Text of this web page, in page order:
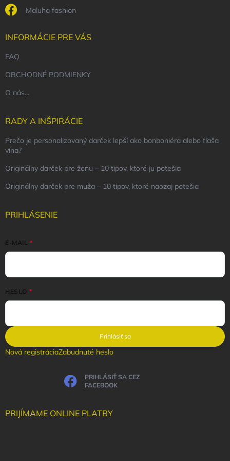
Maluha fashion
INFORMÁCIE PRE VÁS
FAQ
OBCHODNÉ PODMIENKY
O nás...
RADY A INŠPIRÁCIE
Prečo je personalizovaný darček lepší ako bonboniéra alebo fľaša
vína?
Originálny darček pre ženu – 10 tipov, ktoré ju potešia
Originálny darček pre muža – 10 tipov, ktoré naozaj potešia
PRIHLÁSENIE
E-MAIL
HESLO
Prihlásiť sa
Nová registráciaZabudnuté heslo
PRIHLÁSIŤ SA CEZ
FACEBOOK
PRIJÍMAME ONLINE PLATBY